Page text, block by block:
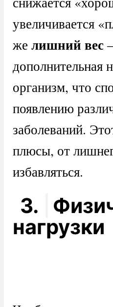
увеличивается
же лишний вес
дополнительная
организм, что
появлению
заболеваний.
плюсы, от
избавляться.
3.
нагрузки